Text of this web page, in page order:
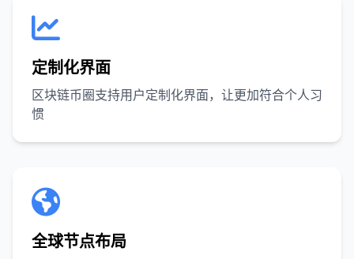
定制化界面
区块链币圈支持用户定制化界面，让更加符合个人习
惯
全球节点布局